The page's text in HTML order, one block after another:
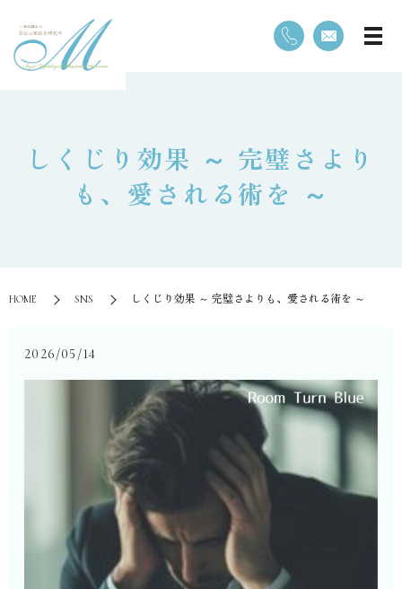
しくじり効果 ～ 完璧さより
も、愛される術を ～
HOME SNS しくじり効果 ～ 完璧さよりも、愛される術を ～
2026/05/14